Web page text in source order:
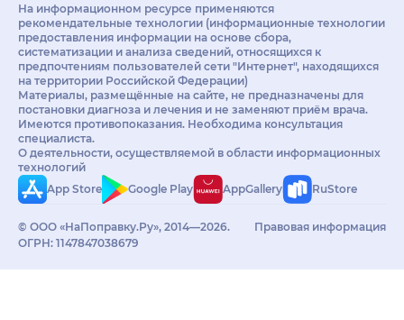
На информационном ресурсе применяются
рекомендательные технологии (информационные технологии
предоставления информации на основе сбора,
систематизации и анализа сведений, относящихся к
предпочтениям пользователей сети "Интернет", находящихся
на территории Российской Федерации)
Материалы, размещённые на сайте, не предназначены для
постановки диагноза и лечения и не заменяют приём врача.
Имеются противопоказания. Необходима консультация
специалиста.
О деятельности, осуществляемой в области информационных
технологий
App Store
Google Play AppGallery RuStore
© ООО «НаПоправку.Ру», 2014—2026.
ОГРН: 1147847038679
Правовая информация